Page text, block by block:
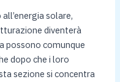
solare,
diventerà
possono comunque
dopo che i loro
sezione si concentra